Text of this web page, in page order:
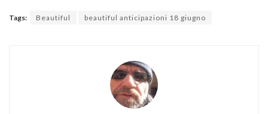
Tags: Beautiful beautiful anticipazioni 18 giugno